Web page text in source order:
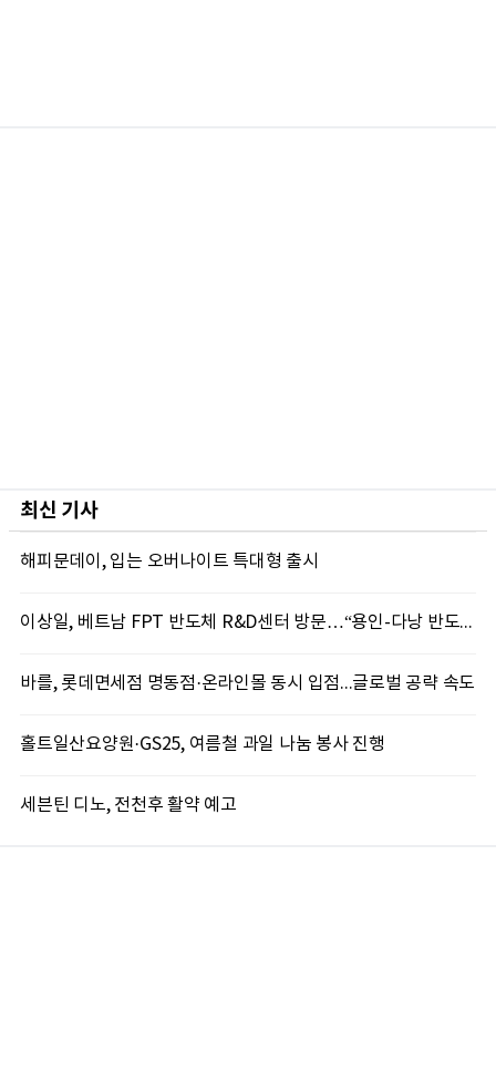
최신 기사
해피문데이, 입는 오버나이트 특대형 출시
이상일, 베트남 FPT 반도체 R&D센터 방문…“용인-다낭 반도체 협력 새 길 연다”
바를, 롯데면세점 명동점·온라인몰 동시 입점...글로벌 공략 속도
홀트일산요양원·GS25, 여름철 과일 나눔 봉사 진행
세븐틴 디노, 전천후 활약 예고